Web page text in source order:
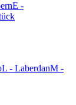
E -
L - LaberdanM -